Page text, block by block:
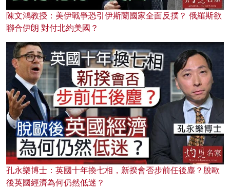
陳文鴻教授：美伊戰爭恐引伊斯蘭國家全面反撲？ 俄羅斯欲
聯合伊朗 對付北約美國？
孔永樂博士：英國十年換七相，新揆會否步前任後塵？脫歐
後英國經濟為何仍然低迷？